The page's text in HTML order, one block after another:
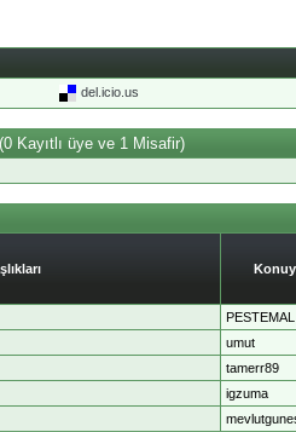
del.icio.us
(0 Kayıtlı üye ve 1 Misafir)
PESTEMAL
umut
tamerr89
igzuma